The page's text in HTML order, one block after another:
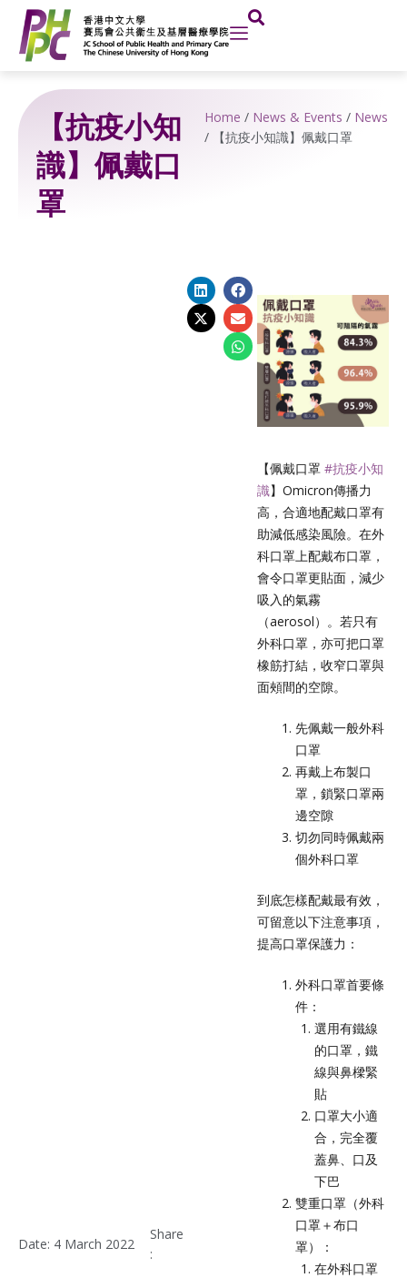
content
【抗疫小知
識】佩戴口
罩
Home / News & Events / News
/
【抗疫小知識】佩戴口罩
Date: 4 March 2022
Share
:
【佩戴口罩 #抗疫小知
識】Omicron傳播力
高，合適地配戴口罩有
助減低感染風險。在外
科口罩上配戴布口罩，
會令口罩更貼面，減少
吸入的氣霧
（aerosol）。若只有
外科口罩，亦可把口罩
橡筋打結，收窄口罩與
面頰間的空隙。
先佩戴一般外科
口罩
再戴上布製口
罩，鎖緊口罩兩
邊空隙
切勿同時佩戴兩
個外科口罩
到底怎樣配戴最有效，
可留意以下注意事項，
提高口罩保護力：
外科口罩首要條
件：
選用有鐵線
的口罩，鐵
線與鼻樑緊
貼
口罩大小適
合，完全覆
蓋鼻、口及
下巴
雙重口罩（外科
口罩＋布口
罩）：
在外科口罩